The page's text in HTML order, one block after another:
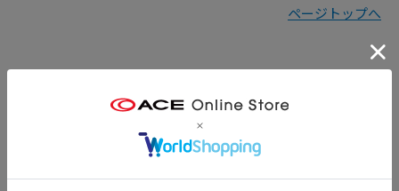
ページトップへ
スーツケースが不用意に動くのを防ぎます。
※ストッパー機能搭載の商品に限ります。
※ボタン式・スライド式等、商品によりストッパーの形状や